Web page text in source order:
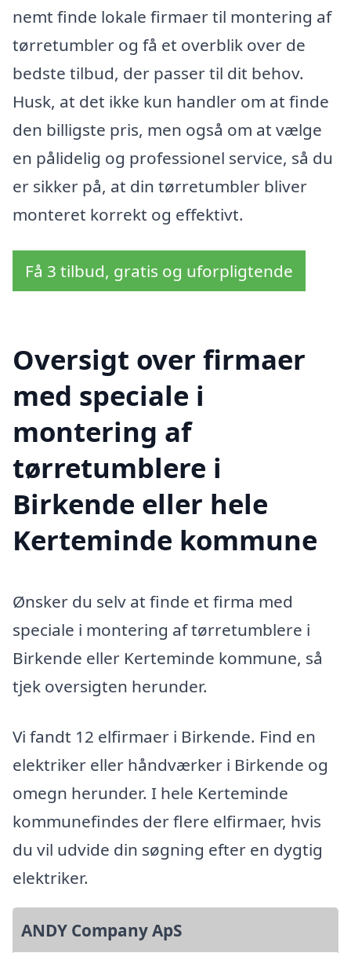
nemt finde lokale firmaer til montering af
tørretumbler og få et overblik over de
bedste tilbud, der passer til dit behov.
Husk, at det ikke kun handler om at finde
den billigste pris, men også om at vælge
en pålidelig og professionel service, så du
er sikker på, at din tørretumbler bliver
monteret korrekt og effektivt.
Få 3 tilbud, gratis og uforpligtende
Oversigt over firmaer
med speciale i
montering af
tørretumblere i
Birkende eller hele
Kerteminde kommune
Ønsker du selv at finde et firma med
speciale i montering af tørretumblere i
Birkende eller Kerteminde kommune, så
tjek oversigten herunder.
Vi fandt 12 elfirmaer i Birkende. Find en
elektriker eller håndværker i Birkende og
omegn herunder. I hele Kerteminde
kommunefindes der flere elfirmaer, hvis
du vil udvide din søgning efter en dygtig
elektriker.
ANDY Company ApS